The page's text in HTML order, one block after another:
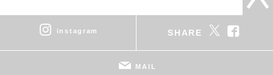
instagram SHARE
MAIL